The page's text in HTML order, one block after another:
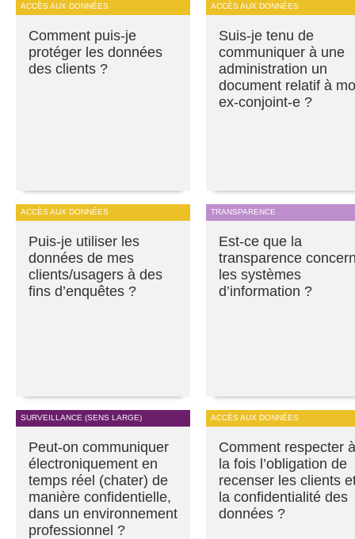
ACCÈS AUX DONNÉES
Comment puis-je
protéger les données
des clients ?
ACCÈS AUX DONNÉES
Suis-je tenu de
communiquer à une
administration un
document relatif à
ex-conjoint-e ?
ACCÈS AUX DONNÉES
Puis-je utiliser les
données de mes
clients/usagers à des
fins d’enquêtes ?
TRANSPARENCE
Est-ce que la
transparence
les systèmes
d’information ?
SURVEILLANCE (SENS LARGE)
Peut-on communiquer
électroniquement en
temps réel (chater) de
manière confidentielle,
dans un environnement
professionnel ?
ACCÈS AUX DONNÉES
Comment respecter à
la fois l’obligation de
recenser les clients
la confidentialité des
données ?